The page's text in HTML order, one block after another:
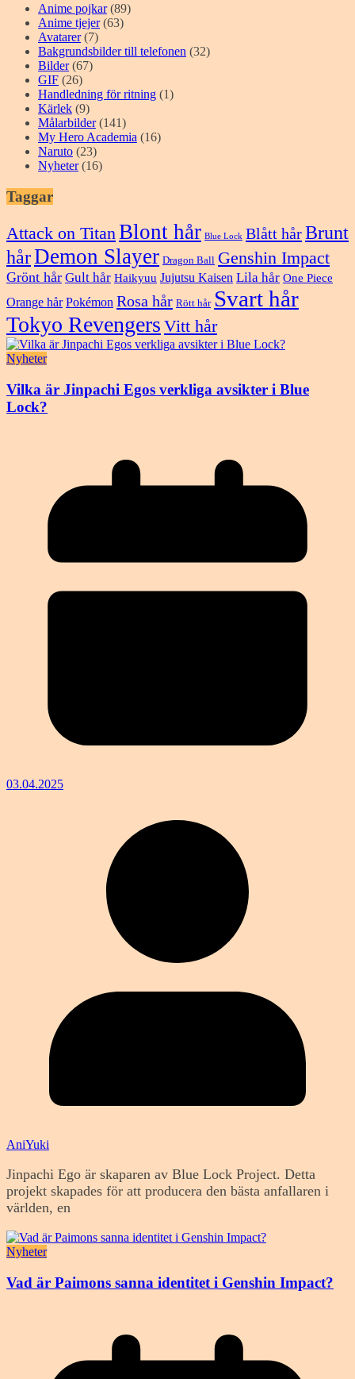
Anime pojkar(89)
Anime tjejer(63)
Avatarer(7)
Bakgrundsbilder till telefonen (32)
Bilder(67)
GIF (26)
Handledning för ritning (1)
Kärlek (9)
Målarbilder(141)
My Hero Academia (16)
Naruto (23)
Nyheter(16)
Taggar
Attack on TitanBlont hår Blue Lock Blått hårBrunt
hårDemon Slayer Dragon Ball Genshin Impact
Grönt hår Gult hår Haikyuu Jujutsu Kaisen Lila hår One Piece
Orange hår Pokémon Rosa hår Rött hår Svart hår
Tokyo Revengers Vitt hår
Nyheter
Vilka är Jinpachi Egos verkliga avsikter i Blue
Lock?
03.04.2025
AniYuki
Jinpachi Ego är skaparen av Blue Lock Project. Detta
projekt skapades för att producera den bästa anfallaren i
världen, en
Nyheter
Vad är Paimons sanna identitet i Genshin Impact?